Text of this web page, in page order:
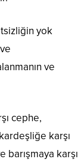
yok
ve
cephe,
karşı
barışmaya karşı